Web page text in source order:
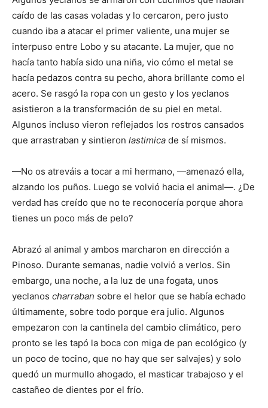
caído de las casas voladas y lo cercaron, pero justo
cuando iba a atacar el primer valiente, una mujer se
interpuso entre Lobo y su atacante. La mujer, que no
hacía tanto había sido una niña, vio cómo el metal se
hacía pedazos contra su pecho, ahora brillante como el
acero. Se rasgó la ropa con un gesto y los yeclanos
asistieron a la transformación de su piel en metal.
Algunos incluso vieron reflejados los rostros cansados
que arrastraban y sintieron lastimica de sí mismos.
—No os atreváis a tocar a mi hermano, —amenazó ella,
alzando los puños. Luego se volvió hacia el animal—. ¿De
verdad has creído que no te reconocería porque ahora
tienes un poco más de pelo?
Abrazó al animal y ambos marcharon en dirección a
Pinoso. Durante semanas, nadie volvió a verlos. Sin
embargo, una noche, a la luz de una fogata, unos
yeclanos charraban sobre el helor que se había echado
últimamente, sobre todo porque era julio. Algunos
empezaron con la cantinela del cambio climático, pero
pronto se les tapó la boca con miga de pan ecológico (y
un poco de tocino, que no hay que ser salvajes) y solo
quedó un murmullo ahogado, el masticar trabajoso y el
castañeo de dientes por el frío.